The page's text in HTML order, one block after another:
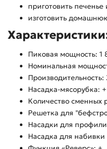
приготовить печенье
изготовить
Пиковая мощность: 1
Номинальная
Производительность:
Насадка-мясорубка: +
Количество сменных
Решетка для
Насадки для
Насадка для набивки